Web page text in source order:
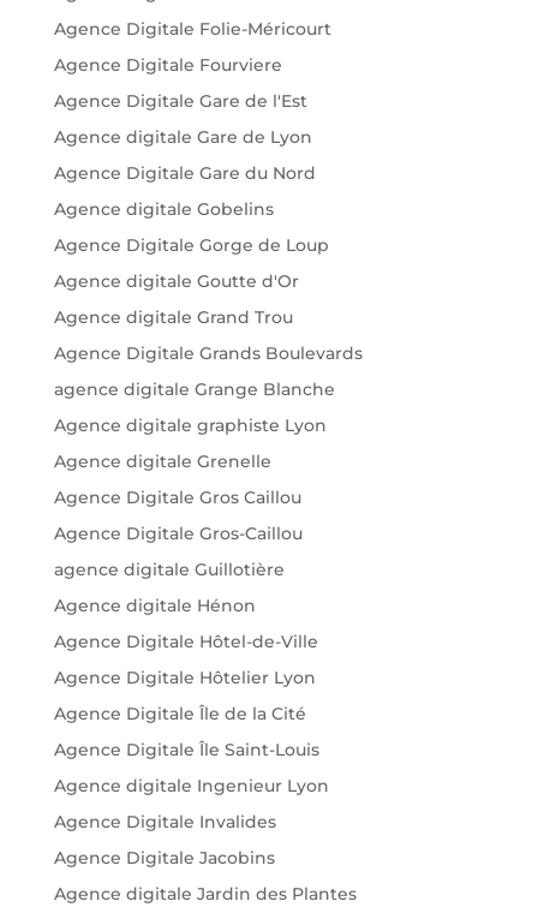
Agence Digitale Folie-Méricourt
Agence Digitale Fourviere
Agence Digitale Gare de l'Est
Agence digitale Gare de Lyon
Agence Digitale Gare du Nord
Agence digitale Gobelins
Agence Digitale Gorge de Loup
Agence digitale Goutte d'Or
Agence digitale Grand Trou
Agence Digitale Grands Boulevards
agence digitale Grange Blanche
Agence digitale graphiste Lyon
Agence digitale Grenelle
Agence Digitale Gros Caillou
Agence Digitale Gros-Caillou
agence digitale Guillotière
Agence digitale Hénon
Agence Digitale Hôtel-de-Ville
Agence Digitale Hôtelier Lyon
Agence Digitale Île de la Cité
Agence Digitale Île Saint-Louis
Agence digitale Ingenieur Lyon
Agence Digitale Invalides
Agence Digitale Jacobins
Agence digitale Jardin des Plantes